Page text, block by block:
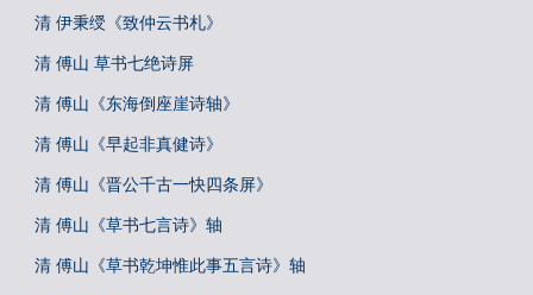
清 伊秉绶《致仲云书札》
清 傅山 草书七绝诗屏
清 傅山《东海倒座崖诗轴》
清 傅山《早起非真健诗》
清 傅山《晋公千古一快四条屏》
清 傅山《草书七言诗》轴
清 傅山《草书乾坤惟此事五言诗》轴